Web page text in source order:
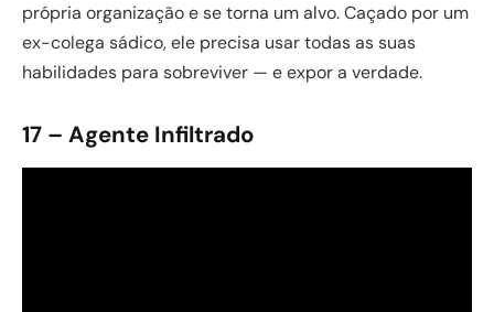
própria organização e se torna um alvo. Caçado por um
ex-colega sádico, ele precisa usar todas as suas
habilidades para sobreviver — e expor a verdade.
17 – Agente Infiltrado